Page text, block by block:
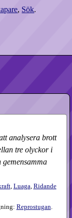
, Sök.
analysera brott
tre olyckor i
, Luaga, Ridande
Reprostugan